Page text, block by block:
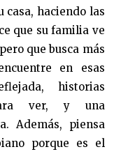
casa, haciendo las
que su familia ve
que busca más
en esas
historias
ver, y una
Además, piensa
porque es el